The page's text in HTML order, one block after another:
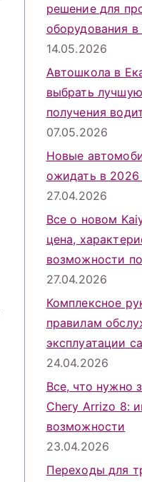
решение для
оборудования
14.05.2026
Автошкола в
выбрать
получения
07.05.2026
Новые
ожидать в 2026
27.04.2026
Все о новом
цена,
возможности
27.04.2026
Комплексное
правилам
эксплуатации
24.04.2026
Все, что нужно
Chery Arrizo 8:
возможности
23.04.2026
Переходы для